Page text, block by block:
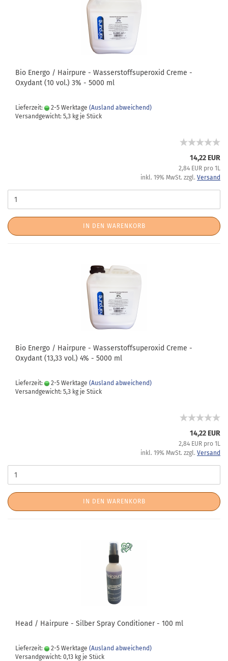
Bio Energo / Hairpure - Wasserstoffsuperoxid Creme -
Oxydant (10 vol.) 3% - 5000 ml
Lieferzeit: 2-5 Werktage (Ausland abweichend)
Versandgewicht: 5,3 kg je Stück
14,22 EUR
2,84 EUR pro 1L
inkl. 19% MwSt. zzgl. Versand
IN DEN WARENKORB
Bio Energo / Hairpure - Wasserstoffsuperoxid Creme -
Oxydant (13,33 vol.) 4% - 5000 ml
Lieferzeit: 2-5 Werktage (Ausland abweichend)
Versandgewicht: 5,3 kg je Stück
14,22 EUR
2,84 EUR pro 1L
inkl. 19% MwSt. zzgl. Versand
IN DEN WARENKORB
Head / Hairpure - Silber Spray Conditioner - 100 ml
Lieferzeit: 2-5 Werktage (Ausland abweichend)
Versandgewicht: 0,13 kg je Stück